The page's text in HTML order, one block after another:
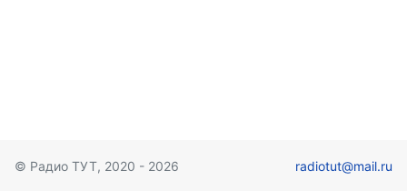
© Радио ТУТ, 2020 - 2026 radiotut@mail.ru